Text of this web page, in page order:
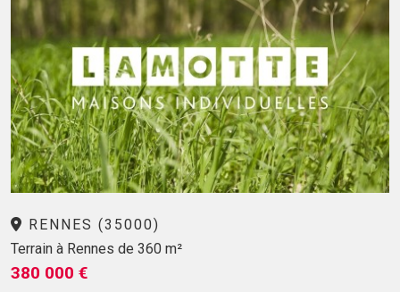
RENNES (35000)
Terrain à Rennes de 360 m²
380 000 €